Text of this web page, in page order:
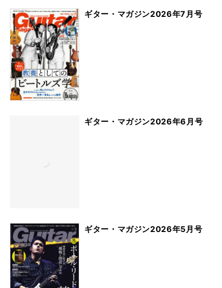
ギター・マガジン2026年7月号
ギター・マガジン2026年6月号
ギター・マガジン2026年5月号